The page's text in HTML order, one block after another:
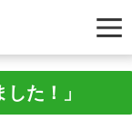
た！」